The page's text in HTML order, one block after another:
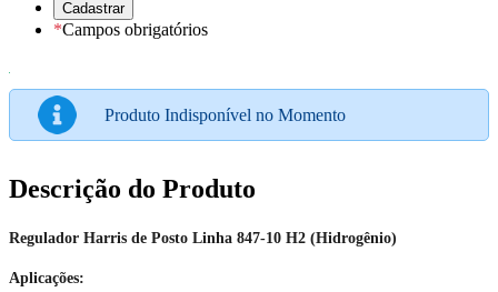
*Campos obrigatórios
Produto Indisponível no Momento
Descrição do Produto
Regulador Harris de Posto Linha 847-10 H2 (Hidrogênio)
Aplicações: